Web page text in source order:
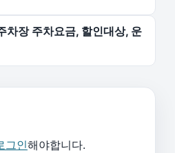
차장 주차요금, 할인대상, 운
그인해야합니다.